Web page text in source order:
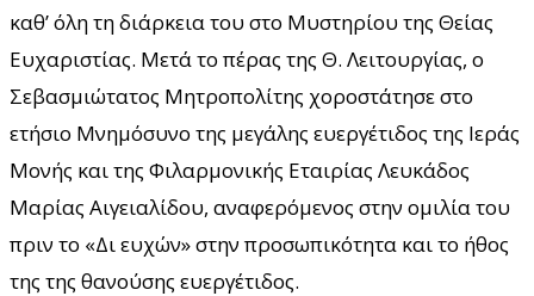
καθ’ όλη τη διάρκεια του στο Μυστηρίου της Θείας
Ευχαριστίας. Μετά το πέρας της Θ. Λειτουργίας, ο
Σεβασμιώτατος Μητροπολίτης χοροστάτησε στο
ετήσιο Μνημόσυνο της μεγάλης ευεργέτιδος της Ιεράς
Μονής και της Φιλαρμονικής Εταιρίας Λευκάδος
Μαρίας Αιγειαλίδου, αναφερόμενος στην ομιλία του
πριν το «Δι ευχών» στην προσωπικότητα και το ήθος
της της θανούσης ευεργέτιδος.